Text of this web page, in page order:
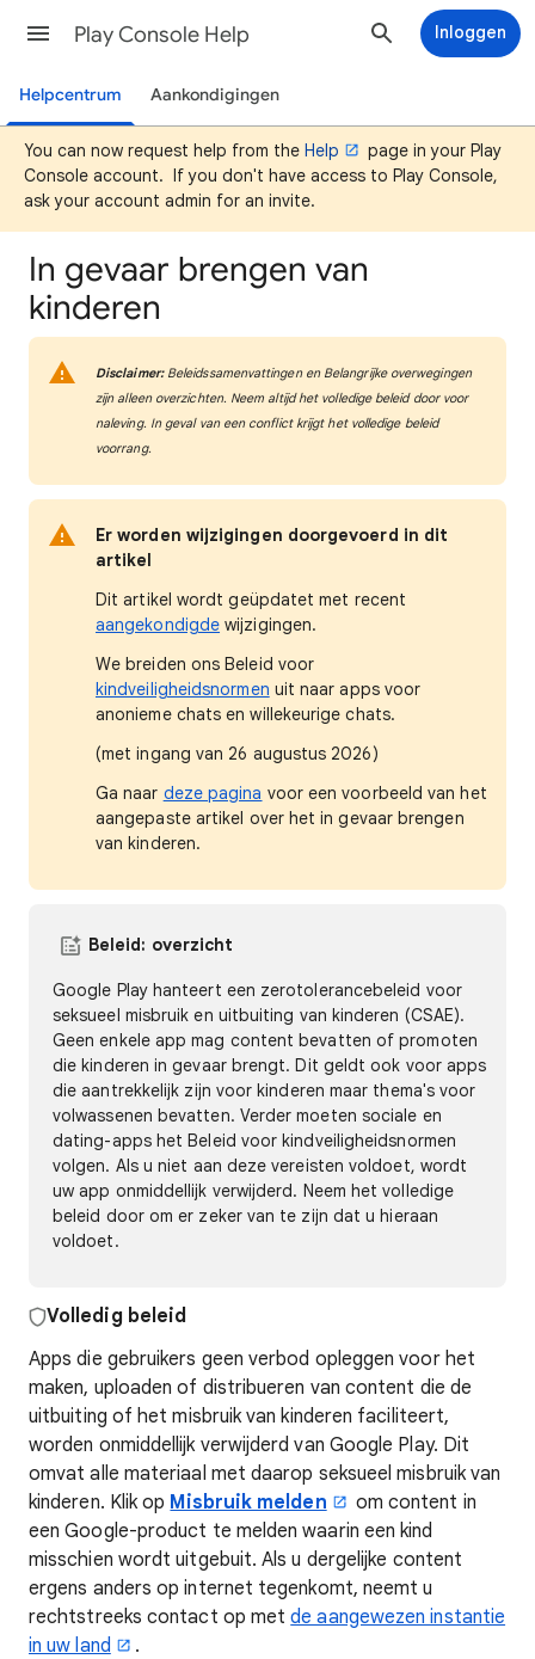
Play Console Help Inloggen
Helpcentrum Aankondigingen
You can now request help from the Help
page in your Play
Console account. If you don't have access to Play Console,
ask your account admin for an invite.
In gevaar brengen van
kinderen
Disclaimer:Beleidssamenvattingen en Belangrijke overwegingen
zijn alleen overzichten. Neem altijd het volledige beleid door voor
naleving. In geval van een conflict krijgt het volledige beleid
voorrang.
Er worden wijzigingen doorgevoerd in dit
artikel
Dit artikel wordt geüpdatet met recent
aangekondigde wijzigingen.
We breiden ons Beleid voor
kindveiligheidsnormen uit naar apps voor
anonieme chats en willekeurige chats.
(met ingang van 26 augustus 2026)
Ga naar deze pagina voor een voorbeeld van het
aangepaste artikel over het in gevaar brengen
van kinderen.
Beleid: overzicht
Google Play hanteert een zerotolerancebeleid voor
seksueel misbruik en uitbuiting van kinderen (CSAE).
Geen enkele app mag content bevatten of promoten
die kinderen in gevaar brengt. Dit geldt ook voor apps
die aantrekkelijk zijn voor kinderen maar thema's voor
volwassenen bevatten. Verder moeten sociale en
dating-apps het Beleid voor kindveiligheidsnormen
volgen. Als u niet aan deze vereisten voldoet, wordt
uw app onmiddellijk verwijderd. Neem het volledige
beleid door om er zeker van te zijn dat u hieraan
voldoet.
Volledig beleid
Apps die gebruikers geen verbod opleggen voor het
maken, uploaden of distribueren van content die de
uitbuiting of het misbruik van kinderen faciliteert,
worden onmiddellijk verwijderd van Google Play. Dit
omvat alle materiaal met daarop seksueel misbruik van
kinderen. Klik op Misbruik melden
om content in
een Google-product te melden waarin een kind
misschien wordt uitgebuit. Als u dergelijke content
ergens anders op internet tegenkomt, neemt u
rechtstreeks contact op metde aangewezen instantie
in uw land
.